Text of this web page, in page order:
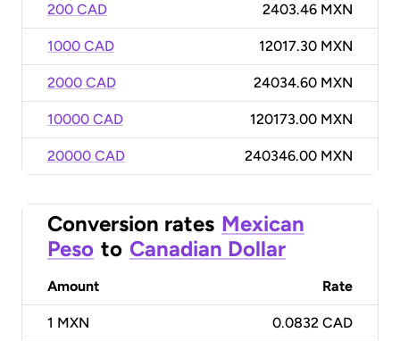
200 CAD 2403.46 MXN
1000 CAD 12017.30 MXN
2000 CAD 24034.60 MXN
10000 CAD 120173.00 MXN
20000 CAD 240346.00 MXN
Conversion rates Mexican
Peso to Canadian Dollar
Amount Rate
1 MXN 0.0832 CAD